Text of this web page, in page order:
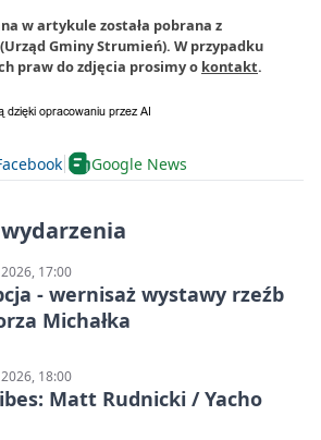
w artykule została pobrana z
Gminy Strumień). W przypadku
praw do zdjęcia prosimy o kontakt.
Google News
17:00
- wernisaż wystawy rzeźb
Michałka
18:00
Matt Rudnicki / Yacho